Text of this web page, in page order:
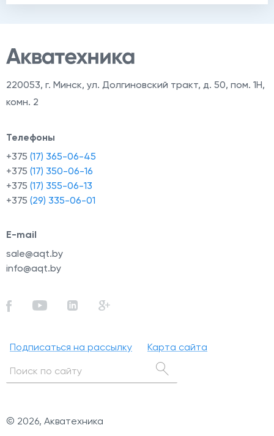
220053, г. Минск, ул. Долгиновский тракт, д. 50, пом. 1Н,
комн. 2
Телефоны
+375 (17) 365-06-45
+375 (17) 350-06-16
+375 (17) 355-06-13
+375 (29) 335-06-01
E-mail
sale@aqt.by
info@aqt.by
Подписаться на рассылку Карта сайта
© 2026, Акватехника